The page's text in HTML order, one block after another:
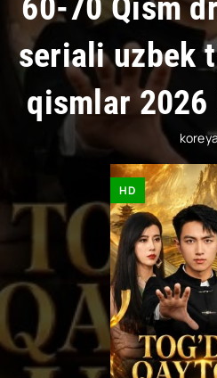
60-70 Qism
seriali uzbek
qismlar 2026
HD